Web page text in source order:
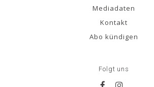
Mediadaten
Kontakt
Abo kündigen
Folgt uns